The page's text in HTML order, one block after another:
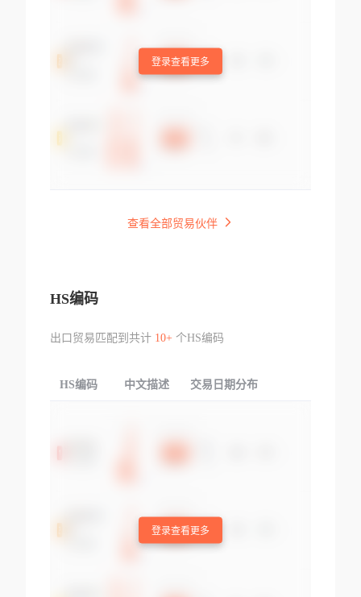
登录查看更多
查看全部贸易伙伴
HS编码
出口贸易匹配到共计 10+个HS编码
HS编码 中文描述 交易日期分布
登录查看更多